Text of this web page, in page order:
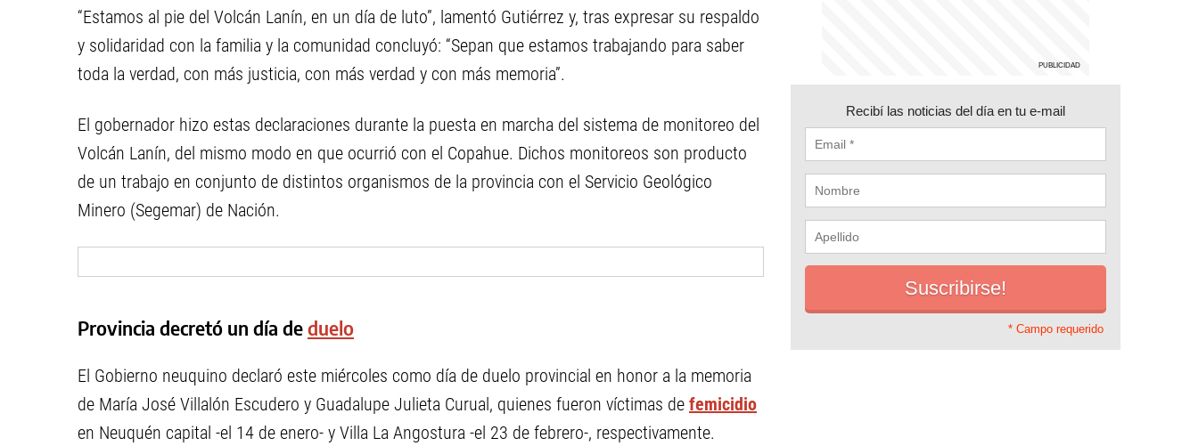
“Estamos al pie del Volcán Lanín, en un día de luto”, lamentó Gutiérrez y, tras expresar su respaldo
y solidaridad con la familia y la comunidad concluyó: “Sepan que estamos trabajando para saber
toda la verdad, con más justicia, con más verdad y con más memoria”.
El gobernador hizo estas declaraciones durante la puesta en marcha del sistema de monitoreo del
Volcán Lanín, del mismo modo en que ocurrió con el Copahue. Dichos monitoreos son producto
de un trabajo en conjunto de distintos organismos de la provincia con el Servicio Geológico
Minero (Segemar) de Nación.
Provincia decretó un día deduelo
El Gobierno neuquino declaró este miércoles como día de duelo provincial en honor a la memoria
de María José Villalón Escudero y Guadalupe Julieta Curual, quienes fueron víctimas de femicidio
en Neuquén capital -el 14 de enero- y Villa La Angostura -el 23 de febrero-, respectivamente.
Recibí las noticias del día en tu e-mail
* Campo requerido